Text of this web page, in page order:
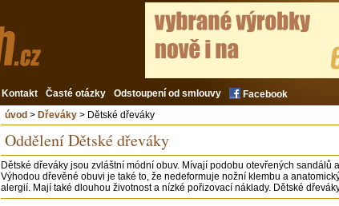
Kontakt Časté otázky Odstoupení od smlouvy Facebook
úvod > Dřeváky > Dětské dřeváky
Oddělení Dětské dřeváky
Dětské dřeváky jsou zvláštní módní obuv. Mívají podobu otevřených
Výhodou dřevěné obuvi je také to, že nedeformuje nožní klembu a
alergií. Mají také dlouhou životnost a nízké pořizovací náklady. Dětské